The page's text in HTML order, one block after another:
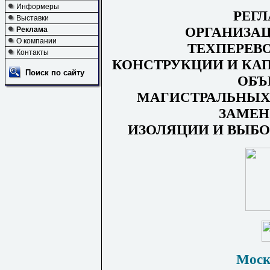
Информеры
Выставки
Реклама
О компании
Контакты
Поиск по сайту
КОНСТРУКЦИИ И
ИЗОЛЯЦИИ И